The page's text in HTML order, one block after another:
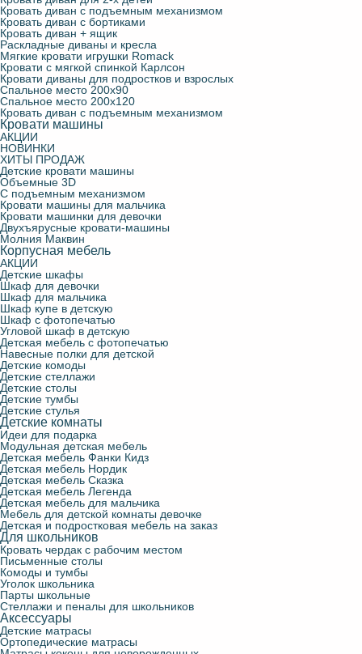
Кровать диван с подъемным механизмом
Кровать диван с бортиками
Кровать диван + ящик
Раскладные диваны и кресла
Мягкие кровати игрушки Romack
Кровати с мягкой спинкой Карлсон
Кровати диваны для подростков и взрослых
Спальное место 200х90
Спальное место 200х120
Кровать диван с подъемным механизмом
Кровати машины
АКЦИИ
НОВИНКИ
ХИТЫ ПРОДАЖ
Детские кровати машины
Объемные 3D
С подъемным механизмом
Кровати машины для мальчика
Кровати машинки для девочки
Двухъярусные кровати-машины
Молния Маквин
Корпусная мебель
АКЦИИ
Детские шкафы
Шкаф для девочки
Шкаф для мальчика
Шкаф купе в детскую
Шкаф с фотопечатью
Угловой шкаф в детскую
Детская мебель с фотопечатью
Навесные полки для детской
Детские комоды
Детские стеллажи
Детские столы
Детские тумбы
Детские стулья
Детские комнаты
Идеи для подарка
Модульная детская мебель
Детская мебель Фанки Кидз
Детская мебель Нордик
Детская мебель Сказка
Детская мебель Легенда
Детская мебель для мальчика
Мебель для детской комнаты девочке
Детская и подростковая мебель на заказ
Для школьников
Кровать чердак с рабочим местом
Письменные столы
Комоды и тумбы
Уголок школьника
Парты школьные
Стеллажи и пеналы для школьников
Аксессуары
Детские матрасы
Ортопедические матрасы